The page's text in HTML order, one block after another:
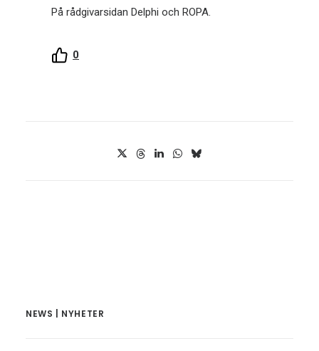
På rådgivarsidan Delphi och ROPA.
0
NEWS | NYHETER